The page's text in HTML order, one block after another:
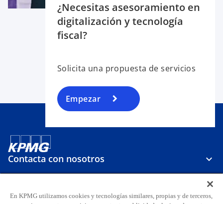
¿Necesitas asesoramiento en
digitalización y tecnología
fiscal?
Solicita una propuesta de servicios
Empezar
Contacta con nosotros
Sobre KPMG
En KPMG utilizamos cookies y tecnologías similares, propias y de terceros,